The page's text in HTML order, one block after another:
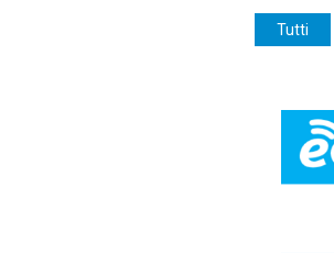
Tutti